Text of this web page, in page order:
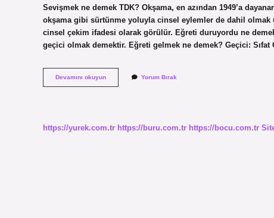
Sevişmek ne demek TDK? Okşama, en azından 1949’a
okşama gibi sürtünme yoluyla cinsel eylemler de dahil
cinsel çekim ifadesi olarak görülür. Eğreti duruyordu ne
geçici olmak demektir. Eğreti gelmek ne demek? Geçici:
Devamını okuyunEmanet
Ata
Anlamı
Yorum Bırak
https://yurek.com.tr https://buru.com.tr https://bocu.com.tr